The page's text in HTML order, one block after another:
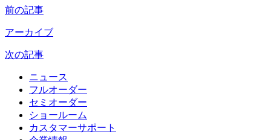
前の記事
アーカイブ
次の記事
ニュース
フルオーダー
セミオーダー
ショールーム
カスタマーサポート